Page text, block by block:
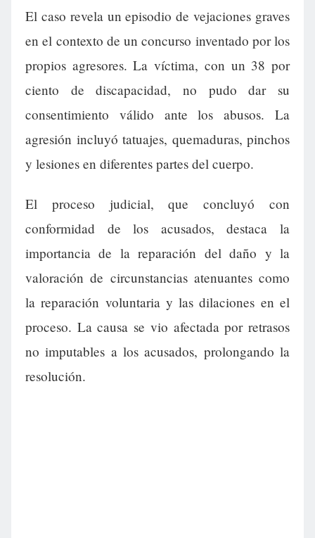
El caso revela un episodio de vejaciones graves
en el contexto de un concurso inventado por los
propios agresores. La víctima, con un 38 por
ciento de discapacidad, no pudo dar su
consentimiento válido ante los abusos. La
agresión incluyó tatuajes, quemaduras, pinchos
y lesiones en diferentes partes del cuerpo.
El proceso judicial, que concluyó con
conformidad de los acusados, destaca la
importancia de la reparación del daño y la
valoración de circunstancias atenuantes como
la reparación voluntaria y las dilaciones en el
proceso. La causa se vio afectada por retrasos
no imputables a los acusados, prolongando la
resolución.